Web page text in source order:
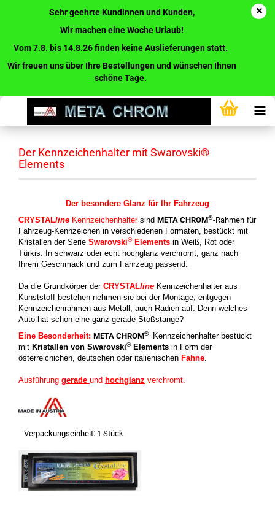
Sehr geehrte Kundinnen und Kunden,
Wir machen eine Woche Urlaub!
Vom 7.8. bis 14.8.26 finden keine Auslieferungen statt.
Wir freuen uns über Ihre Bestellungen und wünschen Ihnen
schöne Tage.
Der Kennzeichenhalter mit Swarovski®
Elements
Der besondere Glanz für Ihr Fahrzeug
CRYSTALline Kennzeichenhaltersind META CHROM®-Rahmen für
Fahrzeug-Kennzeichen in verschiedenen Formaten, bestückt mit
Kristallen der Serie Swarovski®Elements in Weiß, Rot oder
Türkis. In schwarz oder echt hochglanz verchromt, ganz nach
Ihrem Geschmack und zum Fahrzeug passend.
Da die Grundkörper der CRYSTALline Kennzeichenhalter aus
Kunststoff bestehen nehmen sie bei der Montage, entgegen
Kennzeichenrahmen aus Metall, auch Radien auf. Denn welches
Auto hat schon eine ganz gerade Stoßstange?
Eine Besonderheit: META CHROM®
Kennzeichenhalter bestückt
mit Kristallen von Swarovski®Elements in Form der
österreichichen, deutschen oder italienischen Fahne.
Ausführung gerade und hochglanz verchromt.
Verpackungseinheit: 1 Stück